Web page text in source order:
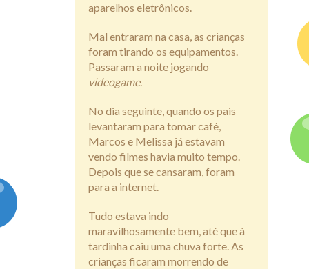
aparelhos eletrônicos.
Mal entraram na casa, as crianças
foram tirando os equipamentos.
Passaram a noite jogando
videogame.
No dia seguinte, quando os pais
levantaram para tomar café,
Marcos e Melissa já estavam
vendo filmes havia muito tempo.
Depois que se cansaram, foram
para a internet.
Tudo estava indo
maravilhosamente bem, até que à
tardinha caiu uma chuva forte. As
crianças ficaram morrendo de